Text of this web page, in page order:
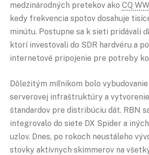
medzinárodných pretekov ako CQ WW
kedy frekvencia spotov dosahuje
minútu. Postupne sa k sieti pridávali
ktorí investovali do SDR hardvéru a
internetové pripojenie pre potreby
Dôležitým míľnikom bolo
serverovej infraštruktúry a
štandardov pre distribúciu dát. RBN
integrovalo do siete DX Spider a
uzlov. Dnes, po rokoch neustáleho
stovky aktívnych skimmerov na